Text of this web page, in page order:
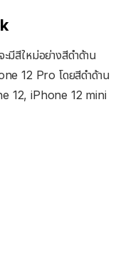
มีสีใหม่อย่างสีดำด้าน
12 Pro โดยสีดำด้าน
12, iPhone 12 mini